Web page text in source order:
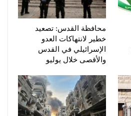
محافظة القدس: تصعيد
خطير لانتهاكات العدو
الإسرائيلي في القدس
والأقصى خلال يوليو